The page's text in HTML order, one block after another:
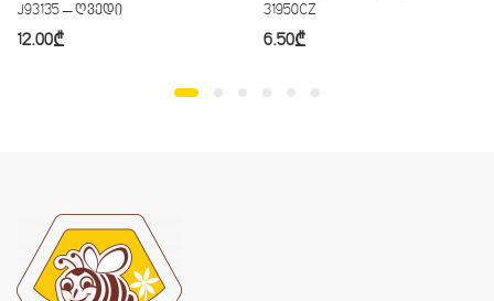
J93135 – ღვედი
12.00₾
31950CZ
6.50₾